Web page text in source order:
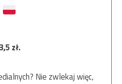
zł.
Nie zwlekaj więc,